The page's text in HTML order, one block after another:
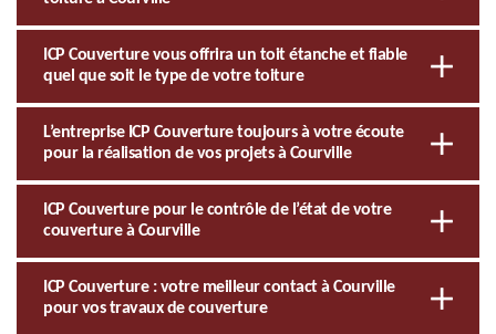
ICP Couverture vous offrira un toit étanche et fiable
quel que soit le type de votre toiture
L’entreprise ICP Couverture toujours à votre écoute
pour la réalisation de vos projets à Courville
ICP Couverture pour le contrôle de l’état de votre
couverture à Courville
ICP Couverture : votre meilleur contact à Courville
pour vos travaux de couverture